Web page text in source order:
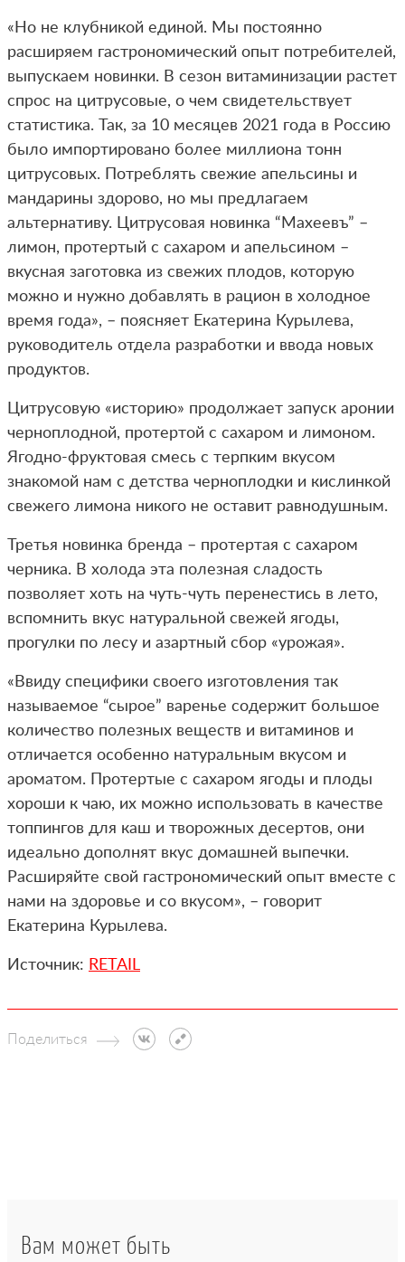
«Но не клубникой единой. Мы постоянно
расширяем гастрономический опыт потребителей,
выпускаем новинки. В сезон витаминизации растет
спрос на цитрусовые, о чем свидетельствует
статистика. Так, за 10 месяцев 2021 года в Россию
было импортировано более миллиона тонн
цитрусовых. Потреблять свежие апельсины и
мандарины здорово, но мы предлагаем
альтернативу. Цитрусовая новинка “Махеевъ” –
лимон, протертый с сахаром и апельсином –
вкусная заготовка из свежих плодов, которую
можно и нужно добавлять в рацион в холодное
время года», – поясняет Екатерина Курылева,
руководитель отдела разработки и ввода новых
продуктов.
Цитрусовую «историю» продолжает запуск аронии
черноплодной, протертой с сахаром и лимоном.
Ягодно-фруктовая смесь с терпким вкусом
знакомой нам с детства черноплодки и кислинкой
свежего лимона никого не оставит равнодушным.
Третья новинка бренда – протертая с сахаром
черника. В холода эта полезная сладость
позволяет хоть на чуть-чуть перенестись в лето,
вспомнить вкус натуральной свежей ягоды,
прогулки по лесу и азартный сбор «урожая».
«Ввиду специфики своего изготовления так
называемое “сырое” варенье содержит большое
количество полезных веществ и витаминов и
отличается особенно натуральным вкусом и
ароматом. Протертые с сахаром ягоды и плоды
хороши к чаю, их можно использовать в качестве
топпингов для каш и творожных десертов, они
идеально дополнят вкус домашней выпечки.
Расширяйте свой гастрономический опыт вместе с
нами на здоровье и со вкусом», – говорит
Екатерина Курылева.
Источник: RETAIL
Поделиться
Вам может быть